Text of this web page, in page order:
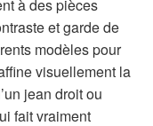
à des pièces
et garde de
modèles pour
visuellement la
jean droit ou
fait vraiment